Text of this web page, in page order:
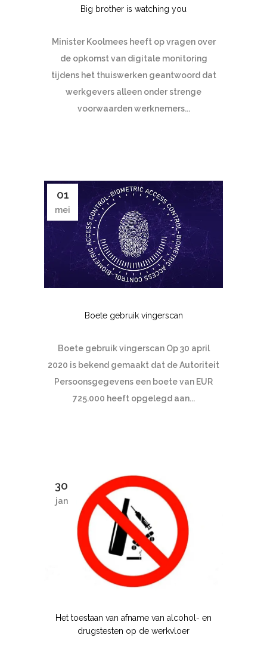
Big brother is watching you
Minister Koolmees heeft op vragen over
de opkomst van digitale monitoring
tijdens het thuiswerken geantwoord dat
werkgevers alleen onder strenge
voorwaarden werknemers...
01
mei
Boete gebruik vingerscan
Boete gebruik vingerscan Op 30 april
2020 is bekend gemaakt dat de Autoriteit
Persoonsgegevens een boete van EUR
725.000 heeft opgelegd aan...
30
jan
Het toestaan van afname van alcohol- en
drugstesten op de werkvloer